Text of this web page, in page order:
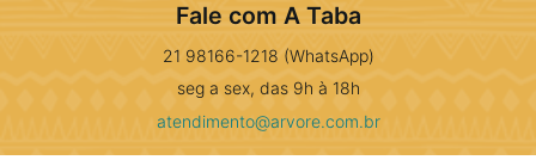
Fale com A Taba
21 98166-1218 (WhatsApp)
seg a sex, das 9h à 18h
atendimento@arvore.com.br